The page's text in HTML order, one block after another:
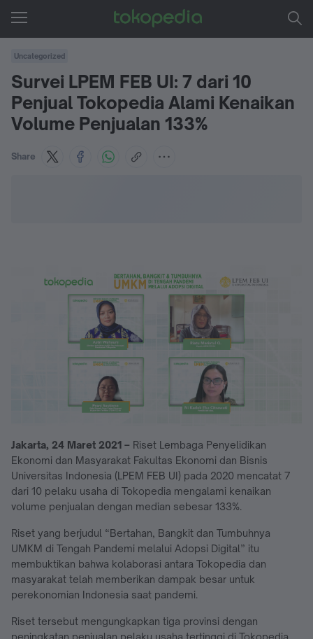
Uncategorized
Survei LPEM FEB UI: 7 dari 10
Penjual Tokopedia Alami Kenaikan
Volume Penjualan 133%
Share
Jakarta, 24 Maret 2021 – Riset Lembaga Penyelidikan
Ekonomi dan Masyarakat Fakultas Ekonomi dan Bisnis
Universitas Indonesia (LPEM FEB UI) pada 2020 mencatat 7
dari 10 pelaku usaha di Tokopedia mengalami kenaikan
volume penjualan dengan median sebesar 133%.
Riset yang berjudul “Bertahan, Bangkit dan Tumbuhnya
UMKM di Tengah Pandemi melalui Adopsi Digital” itu
membuktikan bahwa kolaborasi antara Tokopedia dan
masyarakat telah memberikan dampak besar untuk
perekonomian Indonesia saat pandemi.
Riset tersebut mengungkapkan tiga provinsi dengan